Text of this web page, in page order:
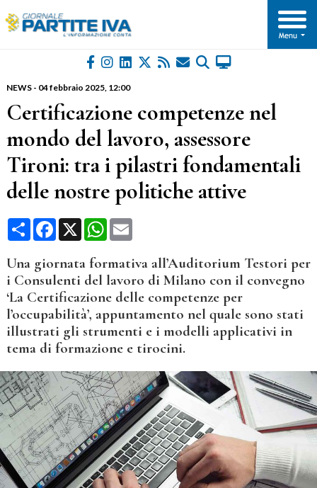
NEWS- 04 febbraio 2025, 12:00
Certificazione competenze nel
mondo del lavoro, assessore
Tironi: tra i pilastri fondamentali
delle nostre politiche attive
CondividiFacebook
X WhatsApp
Email
Una giornata formativa all’Auditorium Testori per
i Consulenti del lavoro di Milano con il convegno
‘La Certificazione delle competenze per
l’occupabilità’, appuntamento nel quale sono stati
illustrati gli strumenti e i modelli applicativi in
tema di formazione e tirocini.